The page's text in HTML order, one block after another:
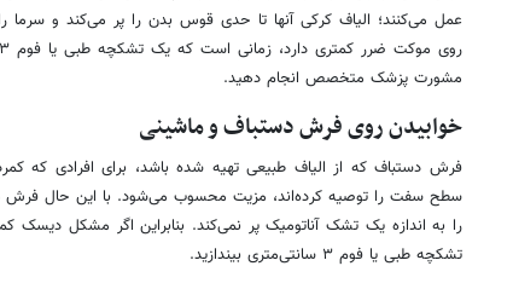
عمل می‌کنند؛ الیاف کرکی آنها تا حدی قوس بدن را پر می‌کند و سرما
مشورت پزشک متخصص انجام دهید.
خوابیدن روی فرش دستباف و ماشینی
فرش دستباف که از الیاف طبیعی تهیه شده باشد، برای افرادی که
سطح سفت را توصیه کرده‌اند، مزیت محسوب می‌شود. با این حال
را به اندازه یک تشک آناتومیک پر نمی‌کند. بنابراین اگر مشکل دیسک
تشکچه طبی یا فوم ۳ سانتی‌متری بیندازید.